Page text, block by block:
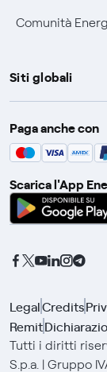
Comunità
Siti globali
Enel Group
Enel Green
Global
Gridspertise
Paga anche con
Scarica l'App
LegalCredits
Remit
Tutti i diritti
S.p.a. | Gruppo